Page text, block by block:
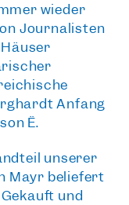
wieder
Journalisten
Anfang
Ë.
unserer
Mayr beliefert
und